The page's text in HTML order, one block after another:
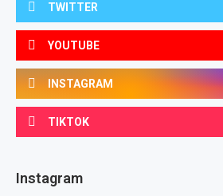
TWITTER
YOUTUBE
INSTAGRAM
TIKTOK
Instagram